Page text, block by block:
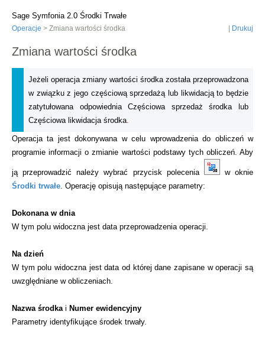
Sage Symfonia 2.0 Środki Trwałe
Operacje > Zmiana wartości środka Drukuj
Zmiana wartości środka
Jeżeli operacja zmiany wartości środka została przeprowadzona
w związku z jego częściową sprzedażą lub likwidacją to będzie
zatytułowana odpowiedniaCzęściowa sprzedaż środkalub
Częściowa likwidacja środka.
Operacja ta jest dokonywana w celu wprowadzenia do obliczeń w
programie informacji o zmianie wartości podstawy tych obliczeń. Aby
ją przeprowadzić należy wybrać przycisk polecenia
w oknie
Środki trwałe. Operację opisują następujące parametry:
Dokonana w dnia
W tym polu widoczna jest data przeprowadzenia operacji.
Na dzień
W tym polu widoczna jest data od której dane zapisane w operacji są
uwzględniane w obliczeniach.
Nazwa środkai Numer ewidencyjny
Parametry identyfikujące środek trwały.